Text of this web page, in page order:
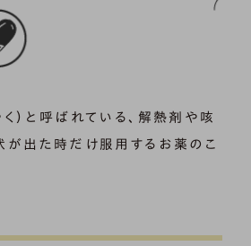
）と呼ばれている、解熱剤や咳
が出た時だけ服用するお薬のこ